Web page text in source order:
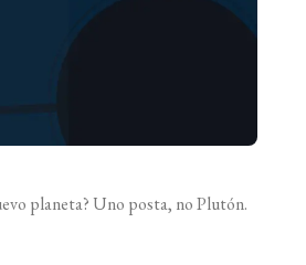
planeta? Uno posta, no Plutón.